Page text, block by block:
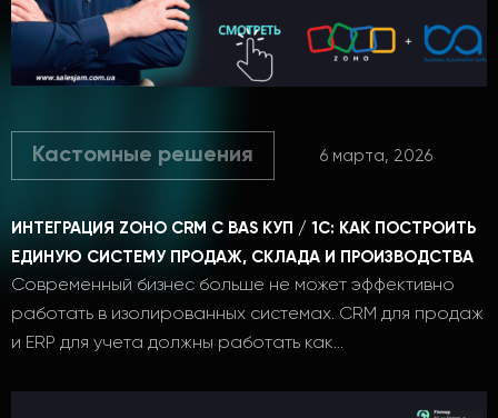
Кастомные решения 6 марта, 2026
ИНТЕГРАЦИЯ ZOHO CRM С BAS КУП / 1С: КАК ПОСТРОИТЬ
ЕДИНУЮ СИСТЕМУ ПРОДАЖ, СКЛАДА И ПРОИЗВОДСТВА
Современный бизнес больше не может эффективно
работать в изолированных системах. CRM для продаж
и ERP для учета должны работать как…